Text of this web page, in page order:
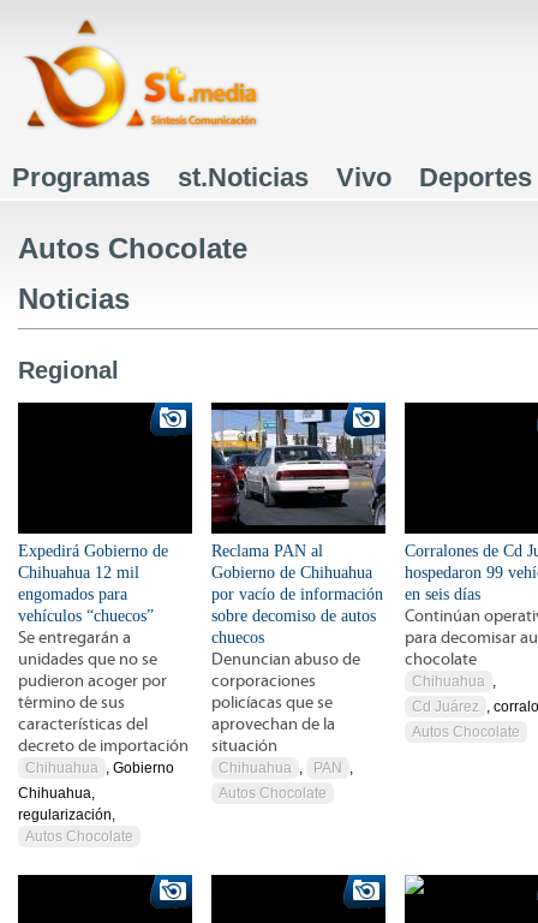
Menú principal
Programas st.Noticias Vivo Deportes
Autos Chocolate
Noticias
Regional
Expedirá Gobierno de
Chihuahua 12 mil
engomados para
vehículos “chuecos”
Se entregarán a
unidades que no se
pudieron acoger por
término de sus
características del
decreto de importación
Chihuahua , Gobierno
Chihuahua,
regularización,
Autos Chocolate
Reclama PAN al
Gobierno de Chihuahua
por vacío de información
sobre decomiso de autos
chuecos
Denuncian abuso de
corporaciones
policíacas que se
aprovechan de la
situación
Chihuahua , PAN
,
Autos Chocolate
Corralones de Cd
hospedaron 99
en seis días
Continúan
para decomisar
chocolate
Chihuahua ,
Cd Juárez ,
Autos Chocolate